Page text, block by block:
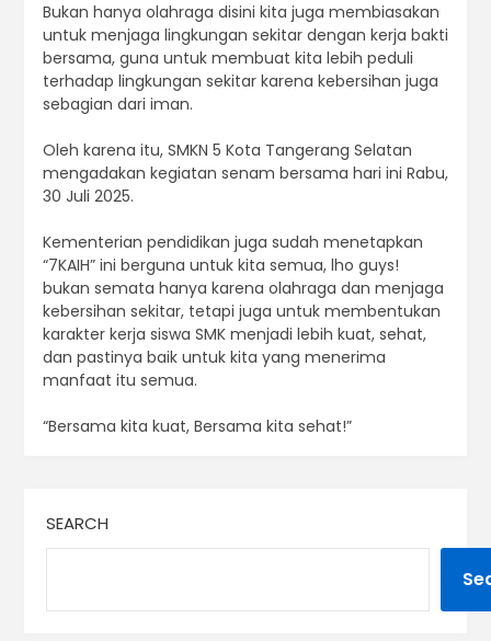
Bukan hanya olahraga disini kita juga membiasakan
untuk menjaga lingkungan sekitar dengan kerja bakti
bersama, guna untuk membuat kita lebih peduli
terhadap lingkungan sekitar karena kebersihan juga
sebagian dari iman.
Oleh karena itu, SMKN 5 Kota Tangerang Selatan
mengadakan kegiatan senam bersama hari ini Rabu,
30 Juli 2025.
Kementerian pendidikan juga sudah menetapkan
“7KAIH” ini berguna untuk kita semua, lho guys!
bukan semata hanya karena olahraga dan menjaga
kebersihan sekitar, tetapi juga untuk membentukan
karakter kerja siswa SMK menjadi lebih kuat, sehat,
dan pastinya baik untuk kita yang menerima
manfaat itu semua.
“Bersama kita kuat, Bersama kita sehat!”
SEARCH